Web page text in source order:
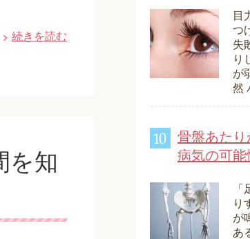
続きを読む
を知
目
つ
失
り
が
然
骨盤あたり
病気の可能
り
が
あ